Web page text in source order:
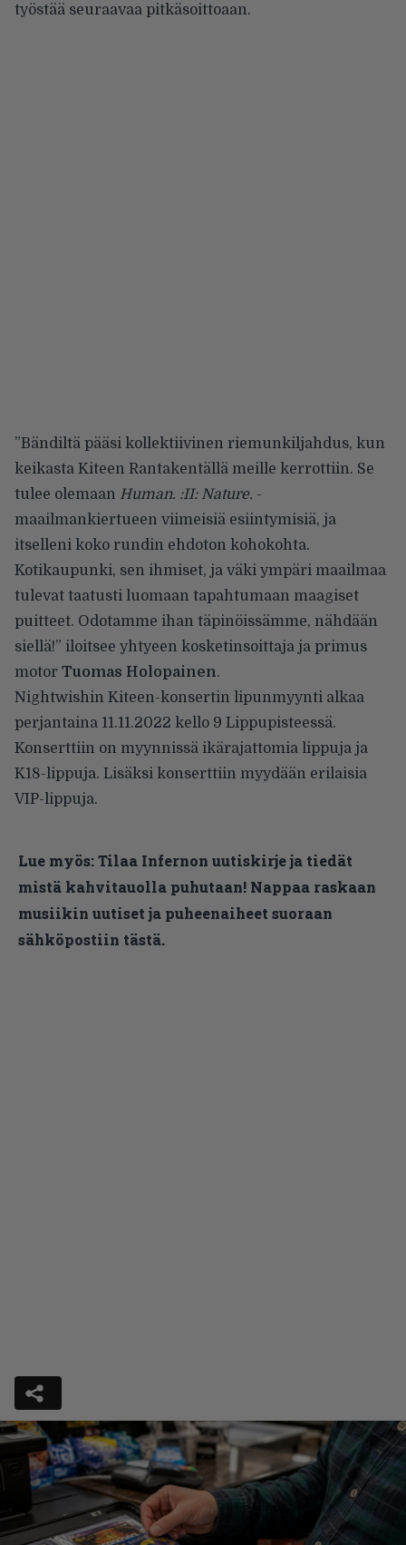
työstää seuraavaa pitkäsoittoaan.
”Bändiltä pääsi kollektiivinen riemunkiljahdus, kun
keikasta Kiteen Rantakentällä meille kerrottiin. Se
tulee olemaan Human. :II: Nature. -
maailmankiertueen viimeisiä esiintymisiä, ja
itselleni koko rundin ehdoton kohokohta.
Kotikaupunki, sen ihmiset, ja väki ympäri maailmaa
tulevat taatusti luomaan tapahtumaan maagiset
puitteet. Odotamme ihan täpinöissämme, nähdään
siellä!” iloitsee yhtyeen kosketinsoittaja ja primus
motor Tuomas Holopainen.
Nightwishin Kiteen-konsertin lipunmyynti alkaa
perjantaina 11.11.2022 kello 9 Lippupisteessä.
Konserttiin on myynnissä ikärajattomia lippuja ja
K18-lippuja. Lisäksi konserttiin myydään erilaisia
VIP-lippuja.
Lue myös:Tilaa Infernon uutiskirje ja tiedät
mistä kahvitauolla puhutaan! Nappaa raskaan
musiikin uutiset ja puheenaiheet suoraan
sähköpostiin tästä.